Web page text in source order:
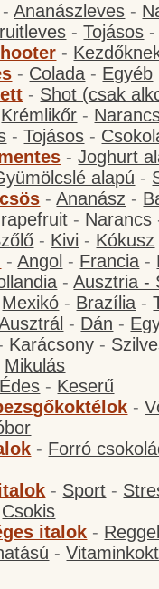
-Ananászleves -
-Tojásos
-
- Colada - Egyéb
- Shot (csak
Krémlikőr -
-Tojásos -
-Joghurt
alapú -
-Ananász -
- Narancs
- Kivi - Kókusz
-Angol - Francia -
-Ausztria -
Mexikó - Brazília -
- Dán -
Karácsony -
Mikulás
Édes - Keserű
-
- Forró
- Sport -
Csokis
italok -
-